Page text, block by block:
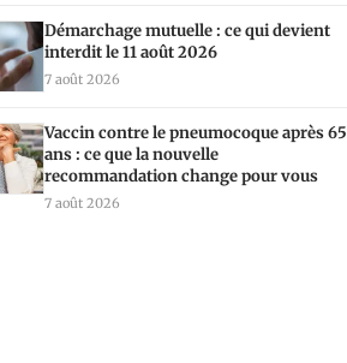
Démarchage mutuelle : ce qui devient
interdit le 11 août 2026
7 août 2026
Vaccin contre le pneumocoque après 65
ans : ce que la nouvelle
recommandation change pour vous
7 août 2026